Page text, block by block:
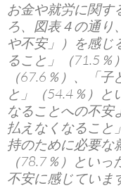
お金や就労に関す
ろ、図表４の通り
や不安」）を感じ
ること」（71.5％
（67.6％）、「
と」（54.4％）と
なることへの不安
払えなくなること
持のために必要な
（78.7％）とい
不安に感じていま